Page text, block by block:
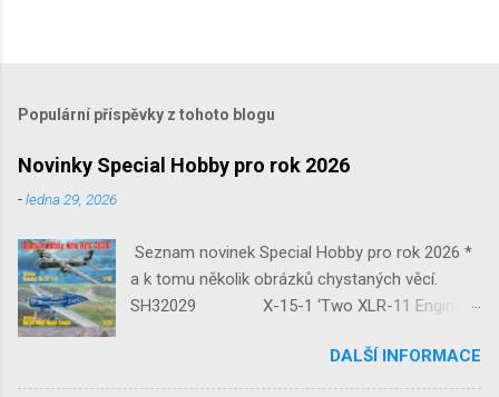
Populární příspěvky z tohoto blogu
Novinky Special Hobby pro rok 2026
-ledna 29, 2026
Seznam novinek Special Hobby pro rok 2026 *
a k tomu několik obrázků chystaných věcí.
SH32029 X-15-1 ‘Two XLR-11 Engines’
‘Guardians of Sion’ 1/32 SH32092
JB-2 Loon ‘US Version of V-1 Missile’
DALŠÍ INFORMACE